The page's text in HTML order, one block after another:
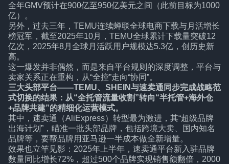
全年GMV预计在900亿至950亿美元之间（此前目标为1000
亿）。
另外，过去三年，TEMU连续蝉联全球电商下载与月活增长
榜冠军，截至2025年10月，TEMU全球累计下载量突破12
亿次，2025年8月全球月活跃用户规模达5.3亿，创历史新
高。
这一爆发并非偶然，而是来自平台规则的深度调整，平台与
卖家关系正在重构，从“全控”走向“协同”。
三大头部平台——TEMU、SHEIN与速卖通同步完成战略范
式切换的结果：从“全托管流量收割”转向“半托管+海外仓
+品牌共建”的精细化运营模式。
其中，速卖通（AliExpress）转型最为激进，其“超级品牌
出海计划”，瞄准一批头部品牌，包括跨境大卖、国内知名
品牌等，要帮品牌用亚马逊一半成本做全新增量。
效果也立竿见影：2025年上半年，速卖通平台新入驻品牌
数量同比增长72%，超过500个品牌实现销售额翻倍，2000